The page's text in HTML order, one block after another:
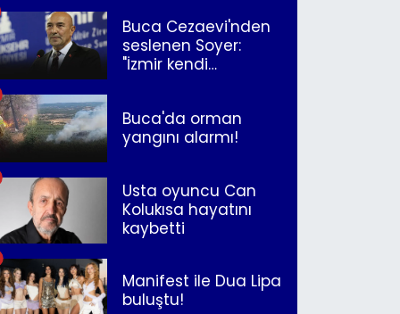
Buca Cezaevi'nden
seslenen Soyer:
"İzmir kendi
Buca'da orman
yangını alarmı!
Usta oyuncu Can
Kolukısa hayatını
kaybetti
Manifest ile Dua Lipa
buluştu!